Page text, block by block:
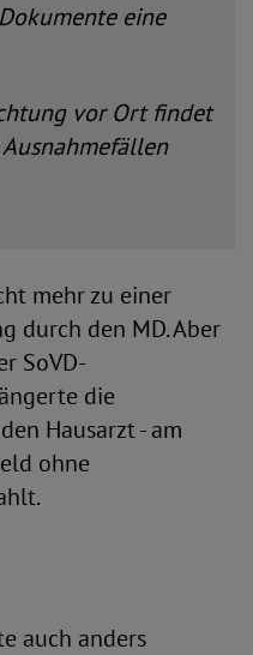
eine
vor Ort findet
mehr zu einer
durch den MD. Aber
SoVD-
die
Hausarzt - am
ohne
auch anders